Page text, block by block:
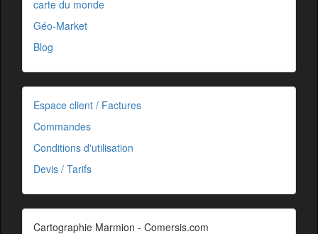
carte du monde
Géo-Market
Blog
Espace client / Factures
Commandes
Conditions d'utilisation
Devis / Tarifs
Cartographie Marmion - Comersis.com